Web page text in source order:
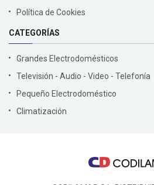
Política de Cookies
CATEGORÍAS
Grandes Electrodomésticos
Televisión - Audio - Video - Telefonía
Pequeño Electrodoméstico
Climatización